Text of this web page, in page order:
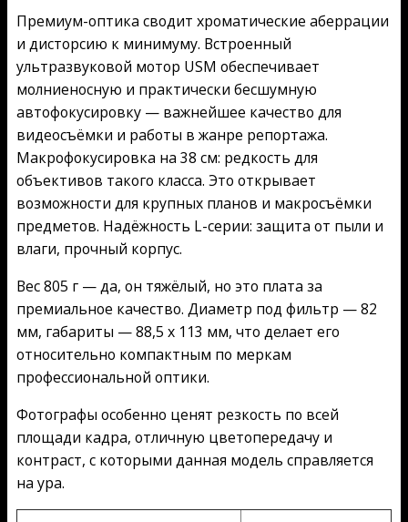
Премиум-оптика сводит хроматические аберрации
и дисторсию к минимуму. Встроенный
ультразвуковой мотор USM обеспечивает
молниеносную и практически бесшумную
автофокусировку — важнейшее качество для
видеосъёмки и работы в жанре репортажа.
Макрофокусировка на 38 см: редкость для
объективов такого класса. Это открывает
возможности для крупных планов и макросъёмки
предметов. Надёжность L-серии: защита от пыли и
влаги, прочный корпус.
Вес 805 г — да, он тяжёлый, но это плата за
премиальное качество. Диаметр под фильтр — 82
мм, габариты — 88,5 x 113 мм, что делает его
относительно компактным по меркам
профессиональной оптики.
Фотографы особенно ценят резкость по всей
площади кадра, отличную цветопередачу и
контраст, с которыми данная модель справляется
на ура.